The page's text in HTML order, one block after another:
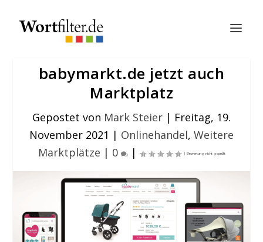
babymarkt.de jetzt auch
Marktplatz
Gepostet von Mark Steier | Freitag, 19.
November 2021 | Onlinehandel, Weitere
Marktplätze | 0 |